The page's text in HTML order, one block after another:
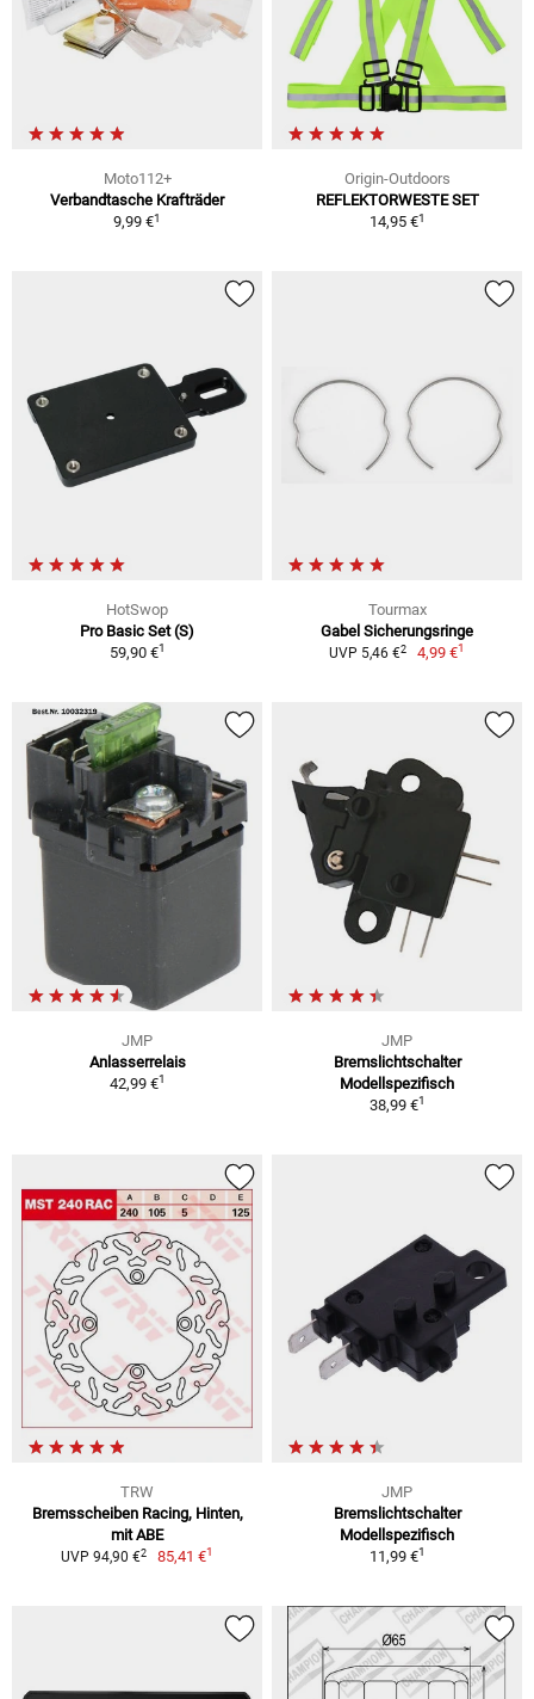
Moto112+
Verbandtasche Krafträder
9,99 €1
Origin-Outdoors
REFLEKTORWESTE SET
14,95 €1
HotSwop
Pro Basic Set (S)
59,90 €1
Tourmax
Gabel Sicherungsringe
UVP 5,46 €2 4,99 €1
JMP
Anlasserrelais
42,99 €1
JMP
Bremslichtschalter
Modellspezifisch
38,99 €1
TRW
Bremsscheiben Racing, Hinten,
mit ABE
UVP 94,90 €2 85,41 €1
JMP
Bremslichtschalter
Modellspezifisch
11,99 €1